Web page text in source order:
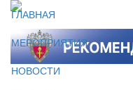
ГЛАВНАЯ
МЕРОПРИЯТИЯ
НОВОСТИ